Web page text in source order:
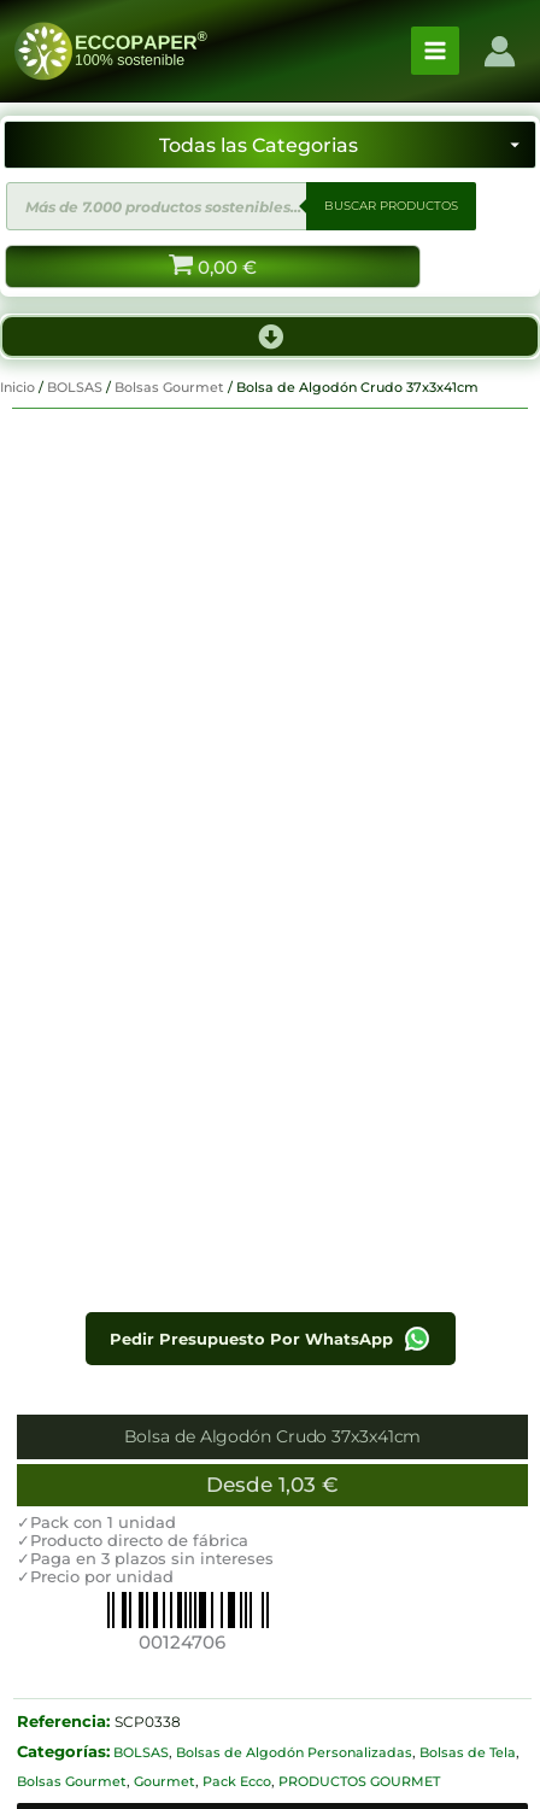
Ir
contenido
de
productos
BUSCAR PRODUCTOS
0,00 €
Inicio / BOLSAS / Bolsas Gourmet / Bolsa de Algodón Crudo 37x3x41cm
Pedir Presupuesto Por WhatsApp
Bolsa de Algodón Crudo 37x3x41cm
Desde 1,03 €
✓Pack con 1 unidad
✓Producto directo de fábrica
✓Paga en 3 plazos sin intereses
✓Precio por unidad
00124706
Referencia: SCP0338
Categorías: BOLSAS, Bolsas de Algodón Personalizadas, Bolsas de Tela,
Bolsas Gourmet, Gourmet, Pack Ecco, PRODUCTOS GOURMET